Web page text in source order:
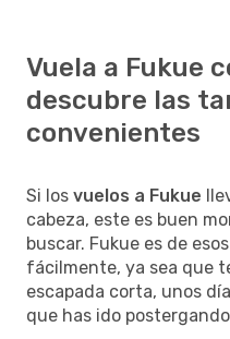
Vuela a Fukue
descubre las
convenientes
Si los vuelos a Fukue
cabeza, este es buen
buscar. Fukue es de
fácilmente, ya sea que
escapada corta, unos
que has ido